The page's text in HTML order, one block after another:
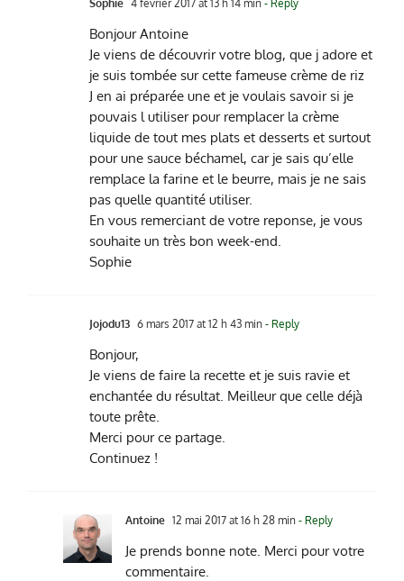
Sophie 4 février 2017 at 13 h 14 min - Reply
Bonjour Antoine
Je viens de découvrir votre blog, que j adore et
je suis tombée sur cette fameuse crème de riz
J en ai préparée une et je voulais savoir si je
pouvais l utiliser pour remplacer la crème
liquide de tout mes plats et desserts et surtout
pour une sauce béchamel, car je sais qu’elle
remplace la farine et le beurre, mais je ne sais
pas quelle quantité utiliser.
En vous remerciant de votre reponse, je vous
souhaite un très bon week-end.
Sophie
Jojodu13 6 mars 2017 at 12 h 43 min - Reply
Bonjour,
Je viens de faire la recette et je suis ravie et
enchantée du résultat. Meilleur que celle déjà
toute prête.
Merci pour ce partage.
Continuez !
Antoine 12 mai 2017 at 16 h 28 min - Reply
Je prends bonne note. Merci pour votre
commentaire.